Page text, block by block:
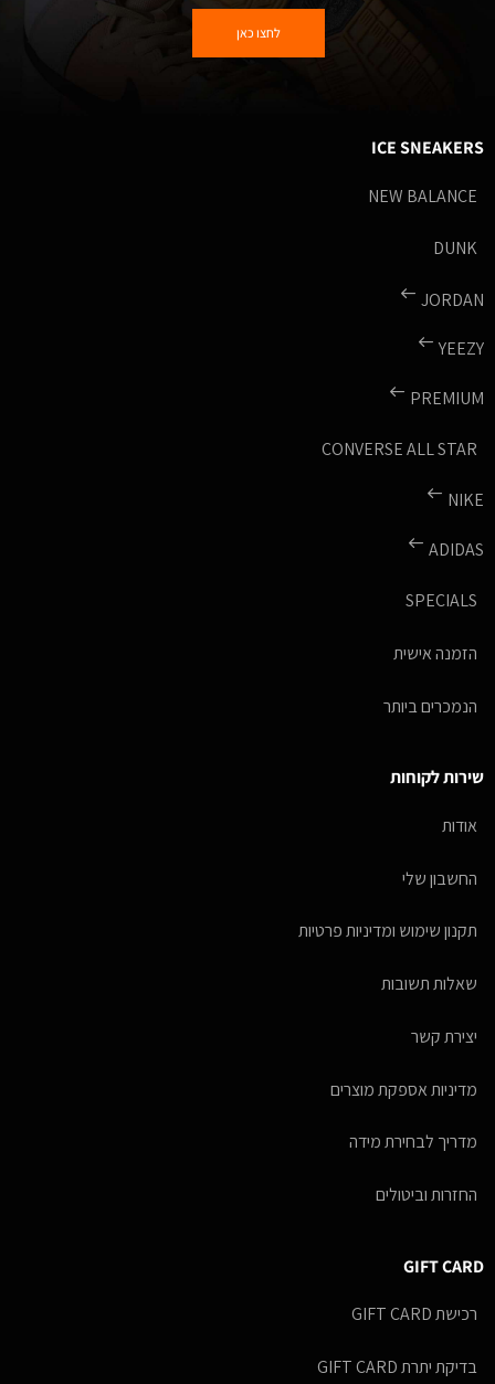
לחצו כאן
ICE SNEAKERS
NEW BALANCE
DUNK
JORDAN
YEEZY
PREMIUM
CONVERSE ALL STAR
NIKE
ADIDAS
SPECIALS
הזמנה אישית
הנמכרים ביותר
שירות לקוחות
אודות
החשבון שלי
תקנון שימוש ומדיניות פרטיות
שאלות תשובות
יצירת קשר
מדיניות אספקת מוצרים
מדריך לבחירת מידה
החזרות וביטולים
GIFT CARD
רכישת GIFT CARD
בדיקת יתרת GIFT CARD